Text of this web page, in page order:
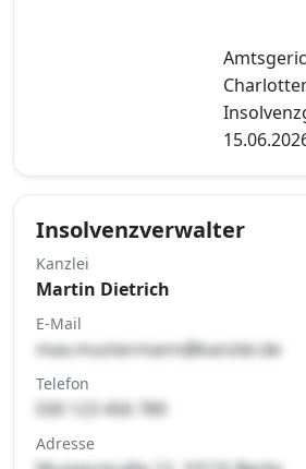
Insolvenzverwalter
Kanzlei
Martin Dietrich
E-Mail
max.mustermann@kanzlei.de
Telefon
030 123 456 789
Adresse